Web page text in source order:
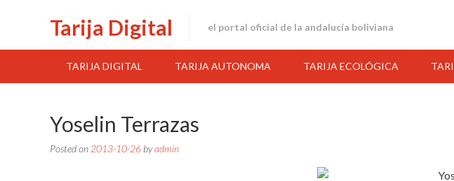
Tarija Digital el portal oficial de la andalucía boliviana
TARIJA DIGITAL TARIJA AUTONOMA TARIJA ECOLÓGICA
Yoselin Terrazas
Posted on 2013-10-26 byadmin